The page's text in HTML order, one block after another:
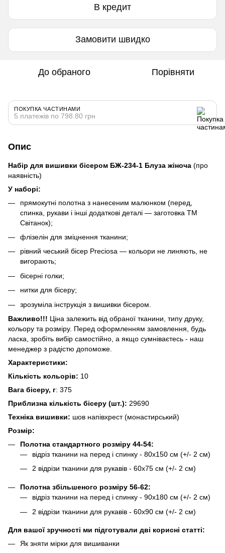
В кредит
Замовити швидко
До обраного Порівняти
ПОКУПКА ЧАСТИНАМИ
5 платежів по 798.80 грн
Опис
Набір для вишивки бісером БЖ-234-1 Блуза жіноча (про
наявність)
У наборі:
прямокутні полотна з нанесеним малюнком (перед,
спинка, рукави і інші додаткові деталі — заготовка ТМ
Світанок);
флізелін для зміцнення тканини;
рівний чеський бісер Preciosa — кольори не линяють, не
вигорають;
бісерні голки;
нитки для бісеру;
зрозуміла інструкція з вишивки бісером.
Важливо!!! Ціна залежить від обраної тканини, типу друку,
кольору та розміру. Перед оформленням замовлення, будь
ласка, зробіть вибір самостійно, а якщо сумніваєтесь - наш
менеджер з радістю допоможе.
Характеристики:
Кількість кольорів: 10
Вага бісеру, г: 375
Приблизна кількість бісеру (шт.): 29690
Техніка вишивки: шов напівхрест (монастирський)
Розмір:
Полотна стандартного розміру 44-54:
відріз тканини на перед і спинку - 80х150 см (+/- 2 см)
2 відрізи тканини для рукавів - 60х75 см (+/- 2 см)
Полотна збільшеного розміру 56-62:
відріз тканини на перед і спинку - 90х180 см (+/- 2 см)
2 відрізи тканини для рукавів - 60х90 см (+/- 2 см)
Для вашої зручності ми підготували дві корисні статті:
Як зняти мірки для вишиванки